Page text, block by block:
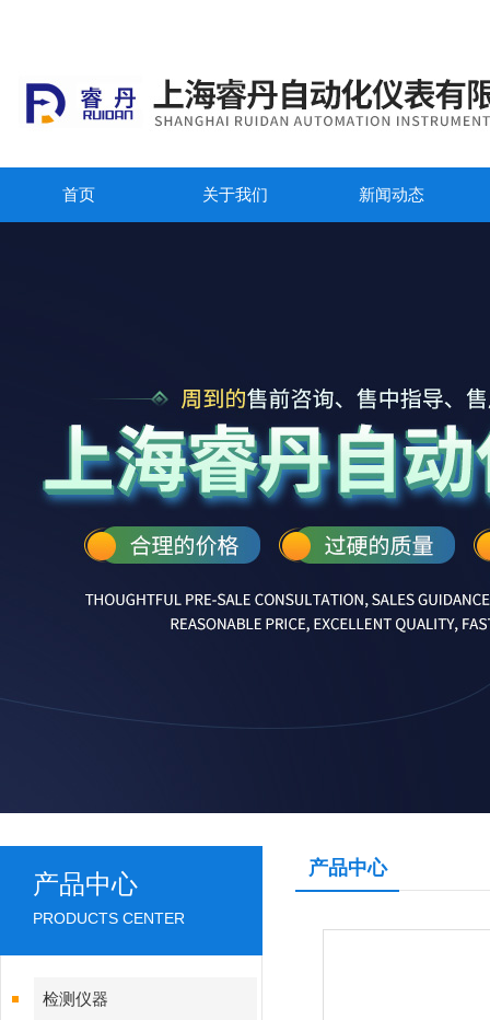
首页 关于我们 新闻动态
产品中心
PRODUCTS CENTER
检测仪器
产品中心